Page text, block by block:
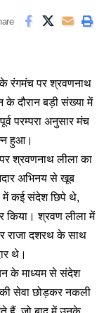
रंगमंच पर श्रवणनाथ
के दौरान बड़ी संख्या में
परम्परा अनुसार मंच
हुआ।
श्रवणनाथ लीला का
अभिनय से खूब
में कई संदेश छिपे थे,
किया। श्रवण लीला में
राजा दशरथ के साथ
थे।
के माध्यम से संदेश
की सेवा छोड़कर नकली